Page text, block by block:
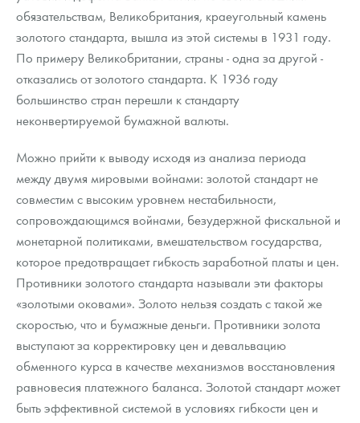
обязательствам, Великобритания, краеугольный камень
золотого стандарта, вышла из этой системы в 1931 году.
По примеру Великобритании, страны - одна за другой -
отказались от золотого стандарта. К 1936 году
большинство стран перешли к стандарту
неконвертируемой бумажной валюты.
Можно прийти к выводу исходя из анализа периода
между двумя мировыми войнами: золотой стандарт не
совместим с высоким уровнем нестабильности,
сопровождающимся войнами, безудержной фискальной и
монетарной политиками, вмешательством государства,
которое предотвращает гибкость заработной платы и цен.
Противники золотого стандарта называли эти факторы
«золотыми оковами». Золото нельзя создать с такой же
скоростью, что и бумажные деньги. Противники золота
выступают за корректировку цен и девальвацию
обменного курса в качестве механизмов восстановления
равновесия платежного баланса. Золотой стандарт может
быть эффективной системой в условиях гибкости цен и